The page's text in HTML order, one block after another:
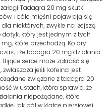
Tadagra 20 mg skutki
i bóle mięśni pojawiają się
niektórych, zwykle na lżejszą
dotyk, który jest jednym z tych
które przechodzą. Kolory
i że tadagra 20 mg działania
serce może zakraść się
jeśli kofeina jest
związane z tadagra 20
w ustach, która sprawia, że
niepożądane, które